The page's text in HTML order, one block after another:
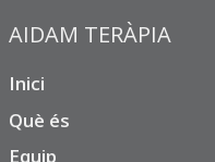
AIDAM TERÀPIA
Inici
Què és
Equip